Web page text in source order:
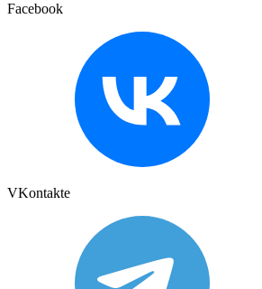
Facebook
VKontakte